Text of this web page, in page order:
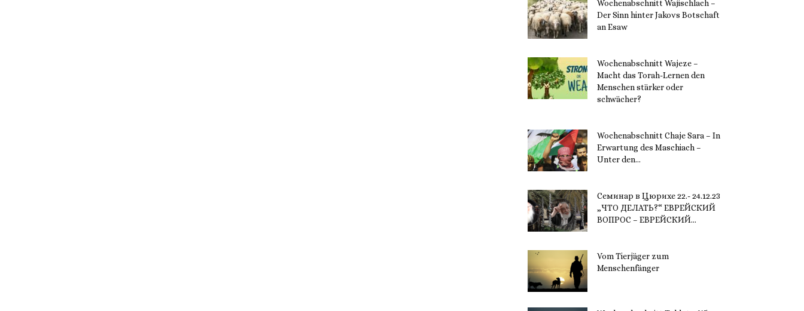
Wochenabschnitt Wajischlach –
Der Sinn hinter Jakovs Botschaft
an Esaw
Wochenabschnitt Wajeze –
Macht das Torah-Lernen den
Menschen stärker oder
schwächer?
Wochenabschnitt Chaje Sara – In
Erwartung des Maschiach –
Unter den...
Семинар в Цюрихе 22.- 24.12.23
„ЧТО ДЕЛАТЬ?“ ЕВРЕЙСКИЙ
ВОПРОС – ЕВРЕЙСКИЙ...
Vom Tierjäger zum
Menschenfänger